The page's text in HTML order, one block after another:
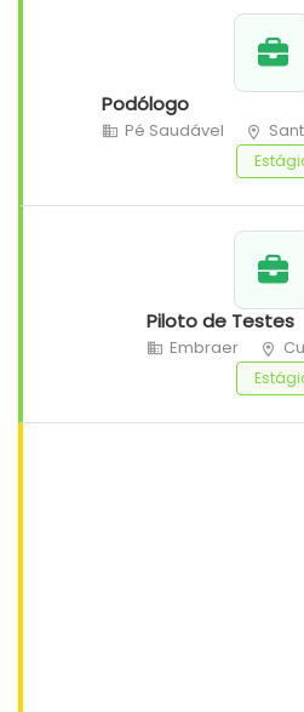
Podólogo
Pé Saudável
Piloto de Testes
Embraer